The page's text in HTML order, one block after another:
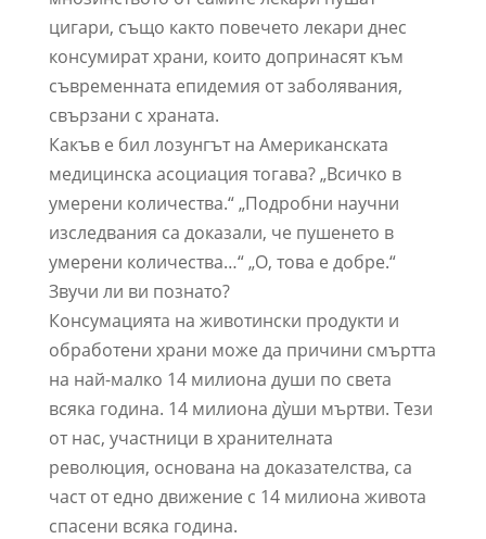
цигари, също както повечето лекари днес
консумират храни, които допринасят към
съвременната епидемия от заболявания,
свързани с храната.
Какъв е бил лозунгът на Американската
медицинска асоциация тогава? „Всичко в
умерени количества.“ „Подробни научни
изследвания са доказали, че пушенето в
умерени количества…“ „О, това е добре.“
Звучи ли ви познато?
Консумацията на животински продукти и
обработени храни може да причини смъртта
на най-малко 14 милиона души по света
всяка година. 14 милиона ду̀ши мъртви. Тези
от нас, участници в хранителната
революция, основана на доказателства, са
част от едно движение с 14 милиона живота
спасени всяка година.